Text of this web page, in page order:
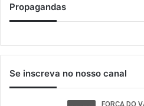
Propagandas
Se inscreva no nosso canal